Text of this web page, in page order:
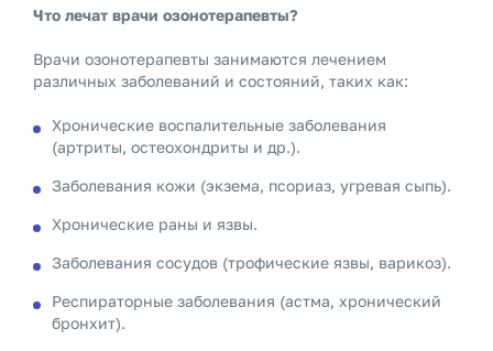
Что лечат врачи озонотерапевты?
Врачи озонотерапевты занимаются лечением
различных заболеваний и состояний, таких как:
Хронические воспалительные заболевания
(артриты, остеохондриты и др.).
Заболевания кожи (экзема, псориаз, угревая сыпь).
Хронические раны и язвы.
Заболевания сосудов (трофические язвы, варикоз).
Респираторные заболевания (астма, хронический
бронхит).